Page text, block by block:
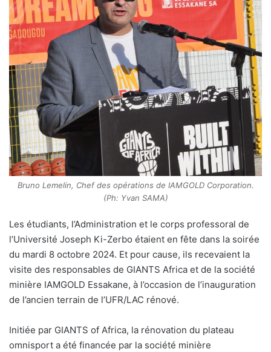
Bruno Lemelin, Chef des opérations de IAMGOLD Corporation.
(Ph: Yvan SAMA)
Les étudiants, l’Administration et le corps professoral de
l’Université Joseph Ki-Zerbo étaient en fête dans la soirée
du mardi 8 octobre 2024. Et pour cause, ils recevaient la
visite des responsables de GIANTS Africa et de la société
minière IAMGOLD Essakane, à l’occasion de l’inauguration
de l’ancien terrain de l’UFR/LAC rénové.
Initiée par GIANTS of Africa, la rénovation du plateau
omnisport a été financée par la société minière